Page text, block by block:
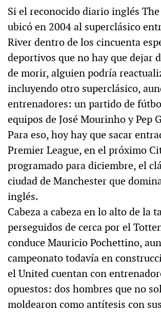
Si el reconocido diario inglés
ubicó en 2004 al superclásico
River dentro de los cincuenta
deportivos que no hay que dejar
de morir, alguien podría
incluyendo otro superclásico,
entrenadores: un partido de
equipos de José Mourinho y Pep
Para eso, hoy hay que sacar
Premier League, en el próximo
programado para diciembre, el
ciudad de Manchester que
inglés.
Cabeza a cabeza en lo alto de la
perseguidos de cerca por el
conduce Mauricio Pochettino,
campeonato todavía en
el United cuentan con
opuestos: dos hombres que no
moldearon como antítesis con